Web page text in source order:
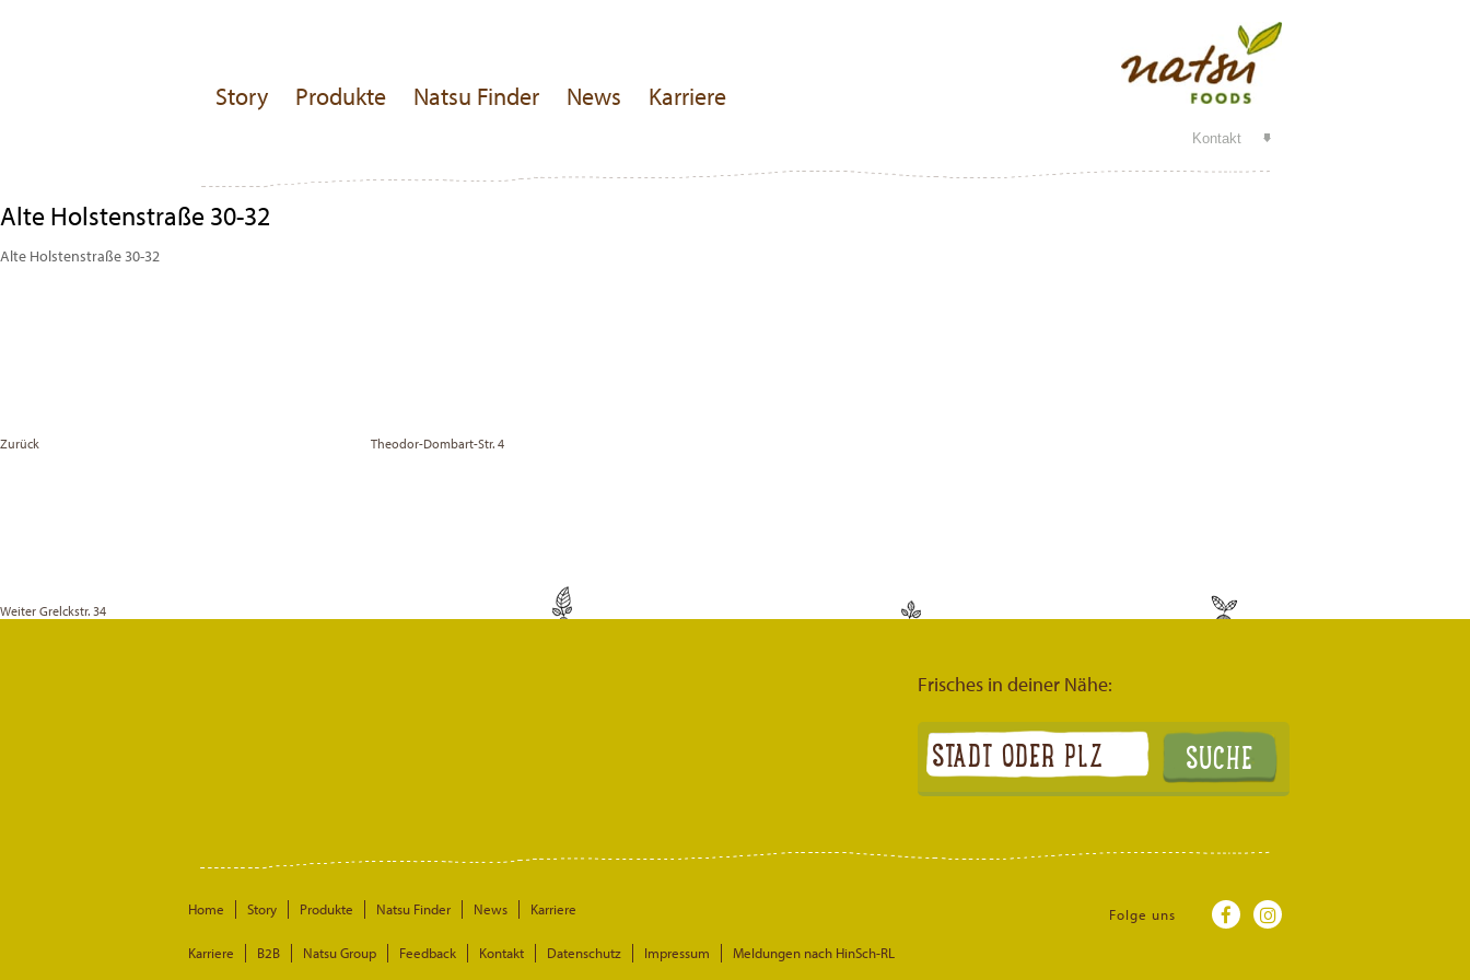
Story Produkte Natsu Finder News Karriere
Kontakt
Alte Holstenstraße 30-32
Alte Holstenstraße 30-32
Zurück
Theodor-Dombart-Str. 4
Weiter Grelckstr. 34
Frisches in deiner Nähe:
Folge uns
Home Story Produkte Natsu Finder News Karriere
Karriere B2B Natsu Group Feedback Kontakt Datenschutz Impressum Meldungen nach HinSch-RL